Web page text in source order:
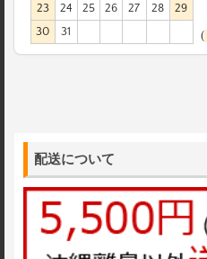
23
24 25 26 27 28
29
30
31 (
配送について